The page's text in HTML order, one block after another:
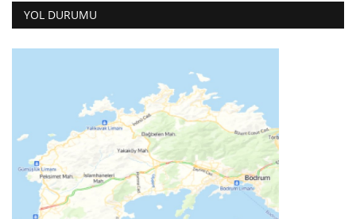
YOL DURUMU